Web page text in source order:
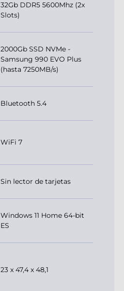
32Gb DDR5 5600Mhz (2x
Slots)
2000Gb SSD NVMe -
Samsung 990 EVO Plus
(hasta 7250MB/s)
Bluetooth 5.4
WiFi 7
Sin lector de tarjetas
Windows 11 Home 64-bit
ES
23 x 47,4 x 48,1